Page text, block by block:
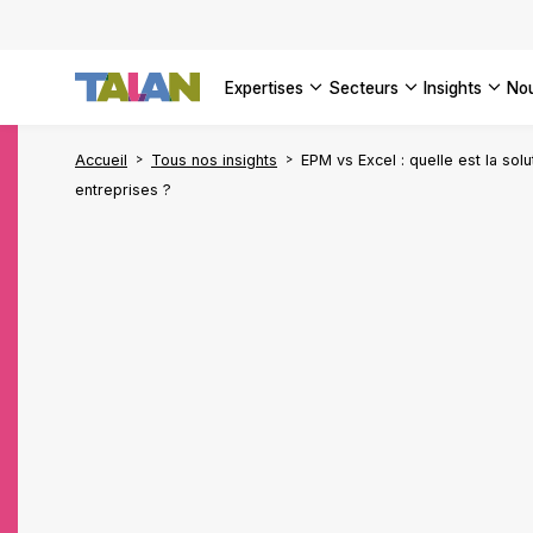
expertises secteurs insights
VOIR
VOIR
Accueil Tous nos insights
EPM vs Excel : quelle est la
entreprises ?